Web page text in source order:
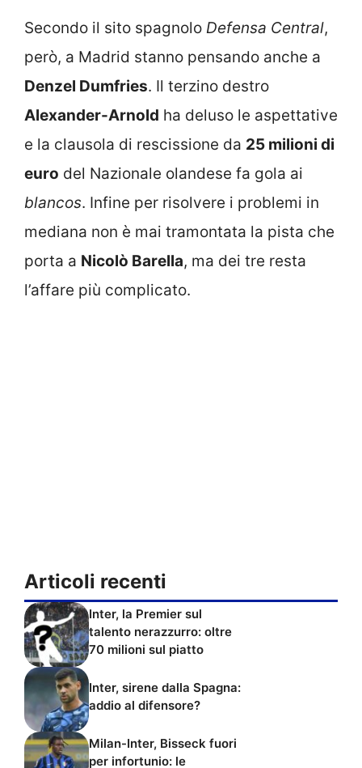
Secondo il sito spagnolo Defensa Central,
però, a Madrid stanno pensando anche a
Denzel Dumfries. Il terzino destro
Alexander-Arnold ha deluso le aspettative
e la clausola di rescissione da 25 milioni di
euro del Nazionale olandese fa gola ai
blancos. Infine per risolvere i problemi in
mediana non è mai tramontata la pista che
porta a Nicolò Barella, ma dei tre resta
l’affare più complicato.
Articoli recenti
Inter, la Premier sul
talento nerazzurro: oltre
70 milioni sul piatto
Inter, sirene dalla Spagna:
addio al difensore?
Milan-Inter, Bisseck fuori
per infortunio: le